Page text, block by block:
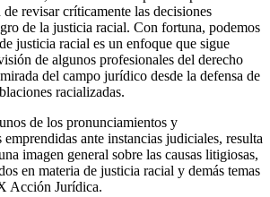
revisar críticamente las decisiones
de la justicia racial. Con fortuna, podemos
justicia racial es un enfoque que sigue
de algunos profesionales del derecho
del campo jurídico desde la defensa de
racializadas.
de los pronunciamientos y
ante instancias judiciales, resulta
imagen general sobre las causas litigiosas,
en materia de justicia racial y demás temas
Acción Jurídica.